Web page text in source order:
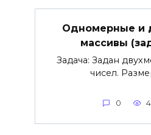
Одномерные и
массивы
Задача: Задан
чисел.
0